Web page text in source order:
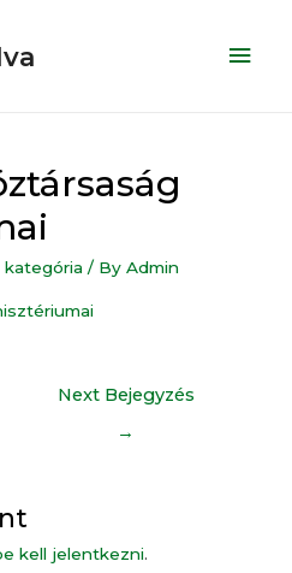
kategória / ByAdmin
Next Bejegyzés
→
kell jelentkezni.